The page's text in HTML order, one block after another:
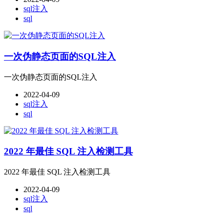
sql注入
sql
一次伪静态页面的SQL注入
一次伪静态页面的SQL注入
2022-04-09
sql注入
sql
2022 年最佳 SQL 注入检测工具
2022 年最佳 SQL 注入检测工具
2022-04-09
sql注入
sql